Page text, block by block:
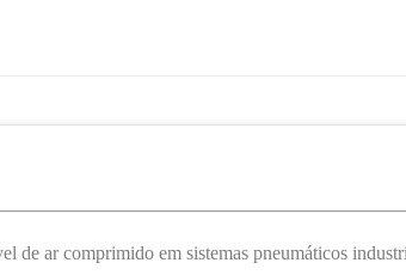
ar comprimido em sistemas pneumáticos